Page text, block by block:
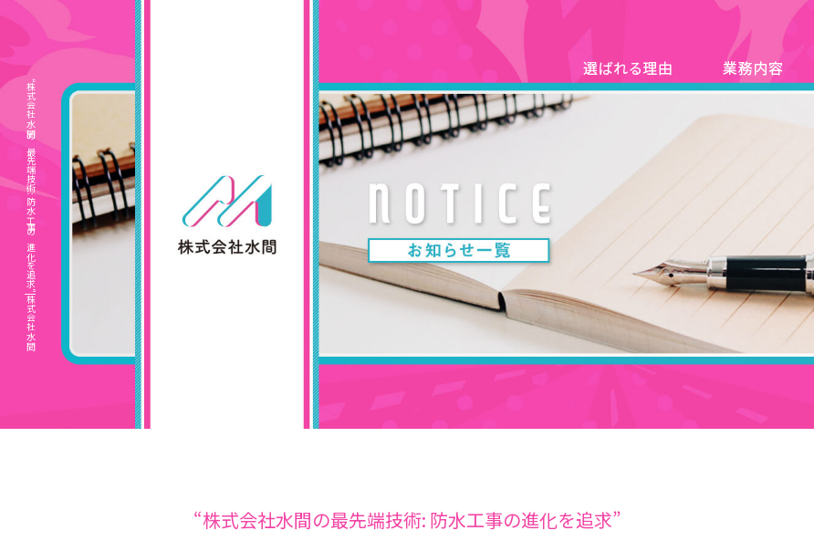
“株式会社水間の最先端技術: 防水工事の進化を追求”|株式会社水間
“株式会社水間の最先端技術: 防水工事の進化を追求”